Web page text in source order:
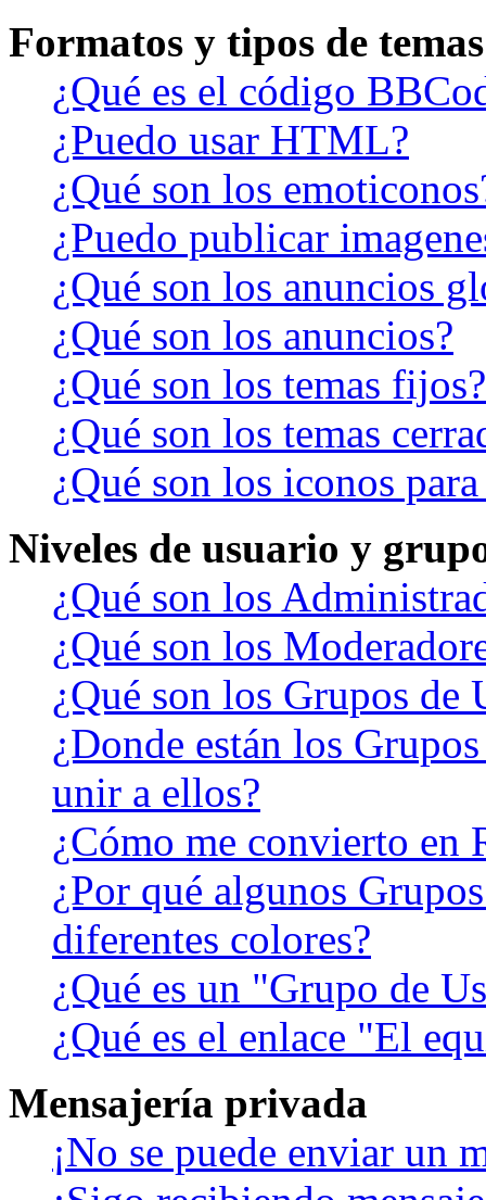
Formatos y tipos de temas
¿Qué es el código
¿Puedo usar HTML?
¿Qué son los
¿Puedo publicar
¿Qué son los anuncios
¿Qué son los anuncios?
¿Qué son los temas fijos?
¿Qué son los temas
¿Qué son los iconos
Niveles de usuario y
¿Qué son los
¿Qué son los
¿Qué son los Grupos de
¿Donde están los
unir a ellos?
¿Cómo me convierto en
¿Por qué algunos
diferentes colores?
¿Qué es un "Grupo de
¿Qué es el enlace "El
Mensajería privada
¡No se puede enviar un